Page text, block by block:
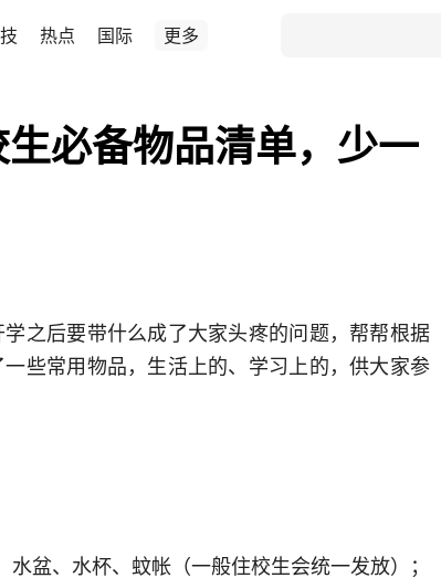
热点 国际 更多
必备物品清单，少一
之后要带什么成了大家头疼的问题，帮帮根据
些常用物品，生活上的、学习上的，供大家参
盆、水杯、蚊帐（一般住校生会统一发放）；